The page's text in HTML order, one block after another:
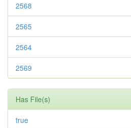
2568
2565
2564
2569
Has File(s)
true